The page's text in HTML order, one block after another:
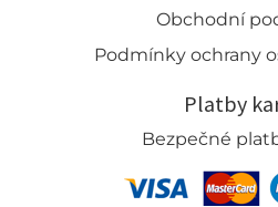
Obchodní
Podmínky ochrany
Platby
Bezpečné